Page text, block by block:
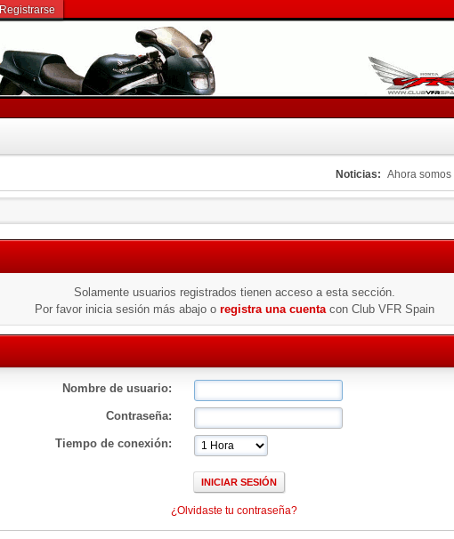
Registrarse
Noticias: Ahora somos
Solamente usuarios registrados tienen acceso a esta sección.
Por favor inicia sesión más abajo o registra una cuentacon Club VFR Spain
Nombre de usuario:
Contraseña:
Tiempo de conexión:
¿Olvidaste tu contraseña?